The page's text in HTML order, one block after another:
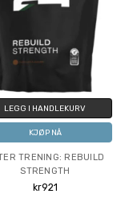
LEGG I HANDLEKURV
KJØP NÅ
TRENING: REBUILD
STRENGTH
kr921